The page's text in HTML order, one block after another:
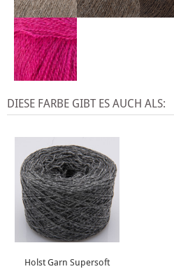
DIESE FARBE GIBT ES AUCH ALS:
Holst Garn Supersoft